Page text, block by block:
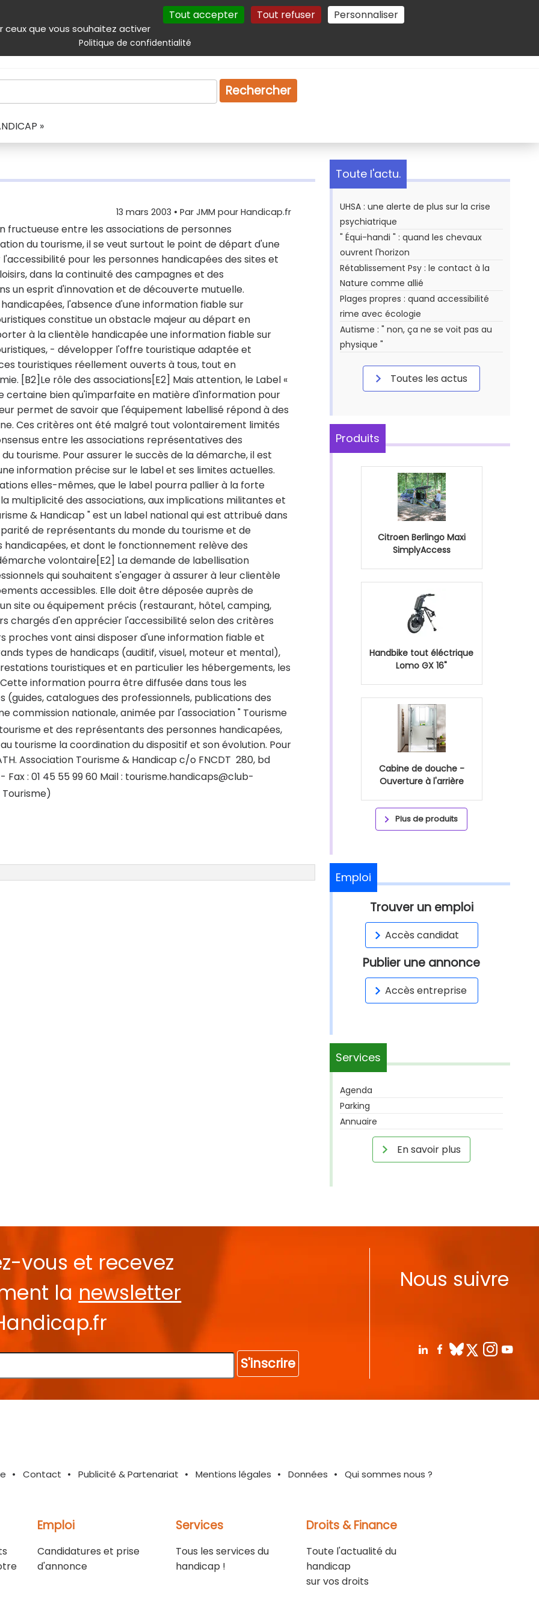
que vous souhaitez activer
Tout accepter Tout refuser Personnaliser
Politique de confidentialité
Autres services Plan du site Gestion des cookies
Produits & services Emploi Droit
Rechercher
»
13 mars 2003 • Par JMM pour Handicap.fr
entre les associations de personnes
du tourisme, il se veut surtout le point de départ d'une
pour les personnes handicapées des sites et
dans la continuité des campagnes et des
un esprit d'innovation et de découverte mutuelle.
l'absence d'une information fiable sur
constitue un obstacle majeur au départ en
à la clientèle handicapée une information fiable sur
- développer l'offre touristique adaptée et
touristiques réellement ouverts à tous, tout en
[B2]Le rôle des associations[E2] Mais attention, le Label «
certaine bien qu'imparfaite en matière d'information pour
permet de savoir que l'équipement labellisé répond à des
Ces critères ont été malgré tout volontairement limités
entre les associations représentatives des
tourisme. Pour assurer le succès de la démarche, il est
information précise sur le label et ses limites actuelles.
elles-mêmes, que le label pourra pallier à la forte
multiplicité des associations, aux implications militantes et
& Handicap " est un label national qui est attribué dans
de représentants du monde du tourisme et de
et dont le fonctionnement relève des
volontaire[E2] La demande de labellisation
qui souhaitent s'engager à assurer à leur clientèle
accessibles. Elle doit être déposée auprès de
site ou équipement précis (restaurant, hôtel, camping,
chargés d'en apprécier l'accessibilité selon des critères
proches vont ainsi disposer d'une information fiable et
types de handicaps (auditif, visuel, moteur et mental),
touristiques et en particulier les hébergements, les
information pourra être diffusée dans tous les
catalogues des professionnels, publications des
commission nationale, animée par l'association " Tourisme
et des représentants des personnes handicapées,
tourisme la coordination du dispositif et son évolution. Pour
Association Tourisme & Handicap c/o FNCDT  280, bd
- Fax : 01 45 55 99 60 Mail : tourisme.handicaps@club-
Toute l'actu.
UHSA : une alerte de plus sur la crise
psychiatrique
" Équi-handi " : quand les chevaux
ouvrent l'horizon
Rétablissement Psy : le contact à la
Nature comme allié
Plages propres : quand accessibilité
rime avec écologie
Autisme : " non, ça ne se voit pas au
physique "
Toutes les actus
Produits
Citroen Berlingo Maxi
SimplyAccess
Handbike tout éléctrique
Lomo GX 16"
Cabine de douche -
Ouverture à l'arrière
Plus de produits
Emploi
Trouver un emploi
Accès candidat
Publier une annonce
Accès entreprise
Services
Agenda
Parking
Annuaire
En savoir plus
vous et recevez
la newsletter
S'inscrire
Nous suivre
Contact Publicité & Partenariat Mentions légales Données Qui sommes nous ?
Emploi
Candidatures et prise
d'annonce
Services
Tous les services du
handicap !
Droits & Finance
Toute l'actualité du
handicap
sur vos droits